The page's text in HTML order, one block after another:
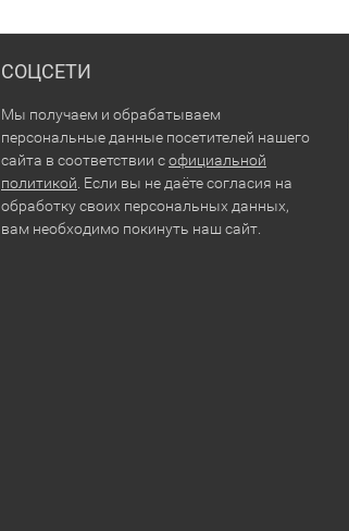
СОЦСЕТИ
Мы получаем и обрабатываем
персональные данные посетителей нашего
сайта в соответствии софициальной
политикой . Если вы не даёте согласия на
обработку своих персональных данных,
вам необходимо покинуть наш сайт.